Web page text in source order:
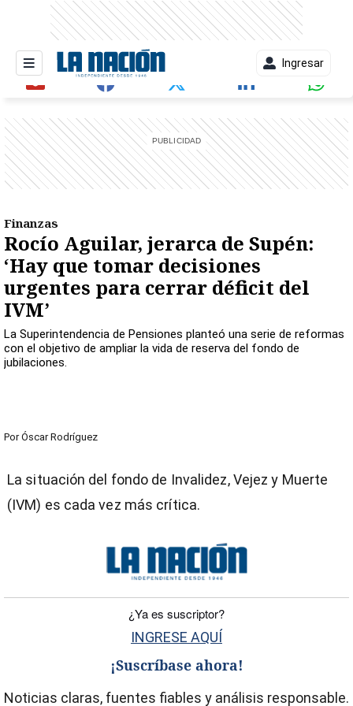
Ingresar
Finanzas
Rocío Aguilar, jerarca de Supén:
‘Hay que tomar decisiones
urgentes para cerrar déficit del
IVM’
La Superintendencia de Pensiones planteó una serie de reformas
con el objetivo de ampliar la vida de reserva del fondo de
jubilaciones.
Por Óscar Rodríguez
La situación del fondo de Invalidez, Vejez y Muerte
(IVM) es cada vez más crítica.